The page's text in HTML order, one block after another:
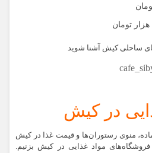
ساحلی کیش آشنا شوید
در کیش
منوی رستوران‌ها و قیمت غذا در کیش
مواد غذایی در کیش بزنیم.